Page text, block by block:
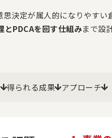
決定が属人的になりやすい
とPDCAを回す仕組みまで設
得られる成果 アプローチ